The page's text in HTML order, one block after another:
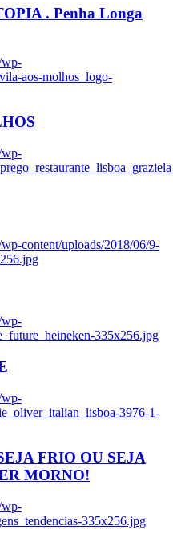
. Penha Longa
wp-
aos-molhos_logo-
wp-
content/uploads/2018/06/9-
wp-
335x256.jpg
wp-
3976-1-
FRIO OU SEJA
MORNO!
wp-
335x256.jpg